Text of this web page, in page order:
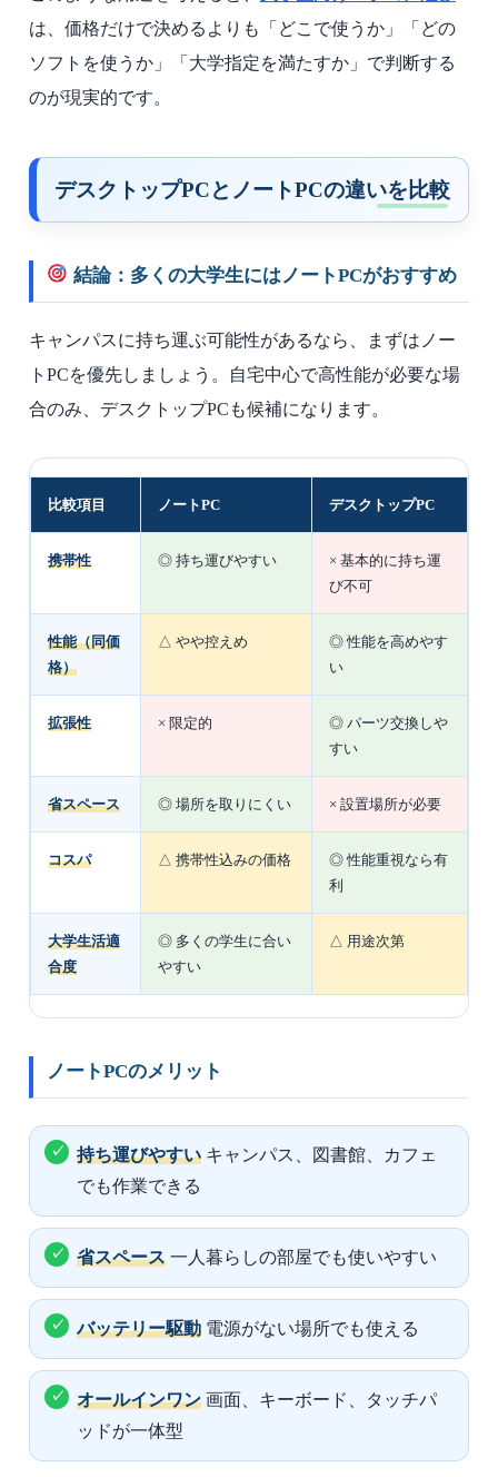
は、価格だけで決めるよりも「どこで使うか」「どの
ソフトを使うか」「大学指定を満たすか」で判断する
のが現実的です。
デスクトップPCとノートPCの違いを比較
結論：多くの大学生にはノートPCがおすすめ
キャンパスに持ち運ぶ可能性があるなら、まずはノー
トPCを優先しましょう。自宅中心で高性能が必要な場
合のみ、デスクトップPCも候補になります。
比較項目 ノートPC デスクトップPC
携帯性 ◎ 持ち運びやすい
× 基本的に持ち運
び不可
性能（同価
格）
△ やや控えめ
◎ 性能を高めやす
い
拡張性 × 限定的
◎ パーツ交換しや
すい
省スペース ◎ 場所を取りにくい × 設置場所が必要
コスパ △ 携帯性込みの価格
◎ 性能重視なら有
利
大学生活適
合度
◎ 多くの学生に合い
やすい
△ 用途次第
ノートPCのメリット
持ち運びやすい キャンパス、図書館、カフェ
でも作業できる
省スペース 一人暮らしの部屋でも使いやすい
バッテリー駆動 電源がない場所でも使える
オールインワン 画面、キーボード、タッチパ
ッドが一体型